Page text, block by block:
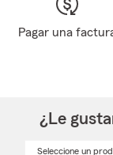
Pagar una
¿Le
Seleccione un